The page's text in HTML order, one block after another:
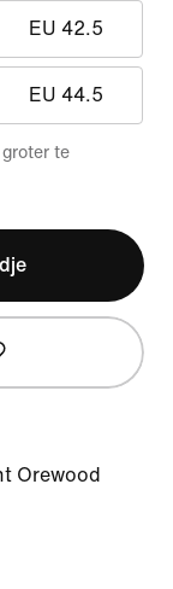
EU 42.5
EU 44.5
te
Orewood